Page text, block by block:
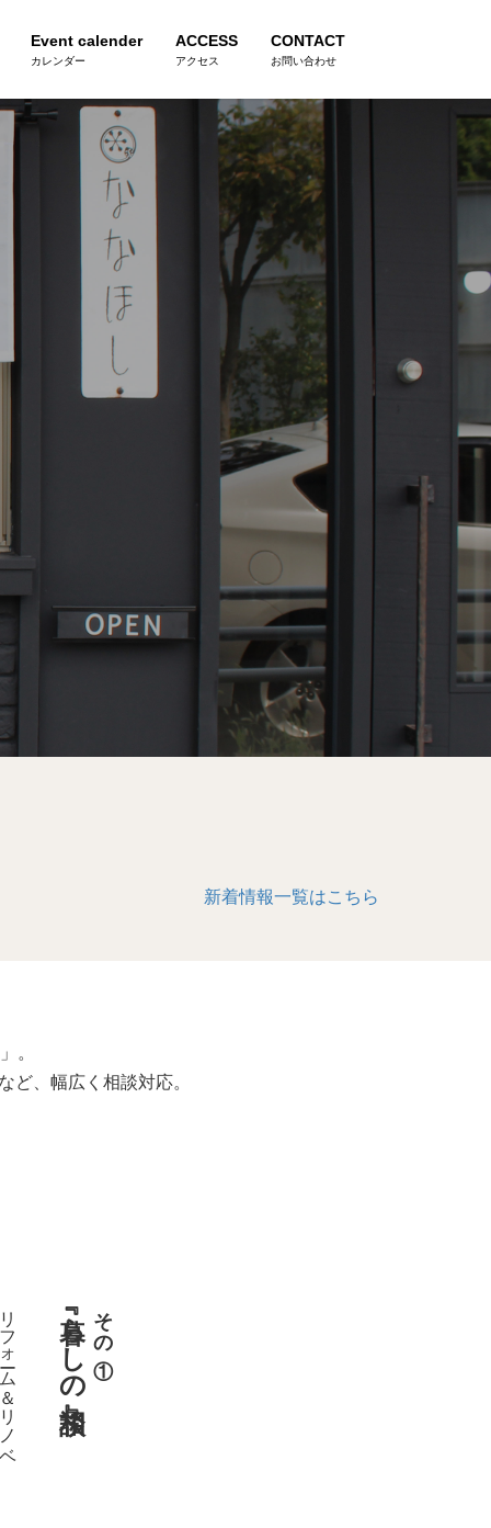
Event calender
カレンダー
ACCESS
アクセス
CONTACT
お問い合わせ
新着情報一覧はこちら
。
ど、幅広く相談対応。
その①
『暮らしの相談』
リフォーム＆リノベ